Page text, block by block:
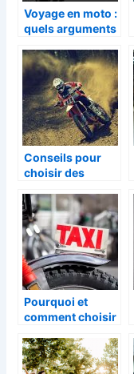
Voyage en moto :
quels arguments
avant ?
Conseils pour
choisir des
Pourquoi et
comment choisir